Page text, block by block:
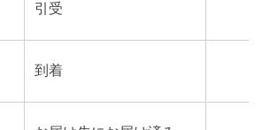
引受
到着